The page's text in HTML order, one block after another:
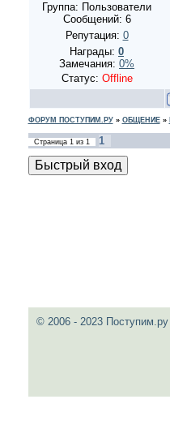
Группа: Пользователи
Сообщений: 6
Репутация: 0
Награды: 0
Замечания: 0%
Статус: Offline
ФОРУМ ПОСТУПИМ.РУ» ОБЩЕНИЕ»
Страница 1из 1 1
© 2006 - 2023 Поступим.ру